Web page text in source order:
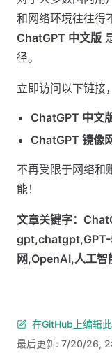
和网络环境往往得
ChatGPT 中文版
径。
立即访问以下链接
ChatGPT 中文
ChatGPT 镜像
不再受限于网络和
能！
文章关键字：
gpt,chatgpt,GPT-
网,OpenAI,人工智
在GitHub上编辑
最后更新: 7/20/26,